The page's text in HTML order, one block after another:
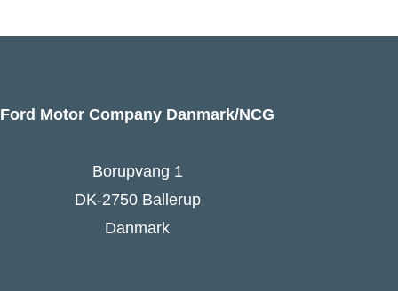
Ford Motor Company Danmark/NCG
Borupvang 1
DK-2750 Ballerup
Danmark